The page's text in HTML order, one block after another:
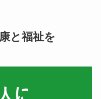
と福祉を